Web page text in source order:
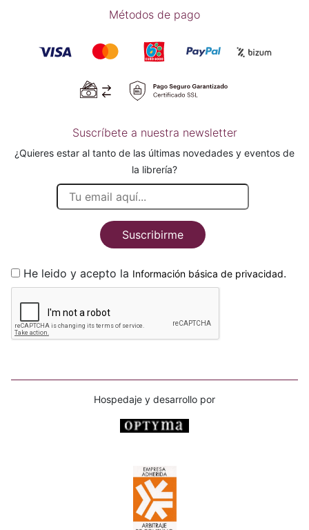
Métodos de pago
Suscríbete a nuestra newsletter
¿Quieres estar al tanto de las últimas novedades y eventos de
la librería?
Suscribirme
He leido y acepto la Información básica de privacidad.
Hospedaje y desarrollo por